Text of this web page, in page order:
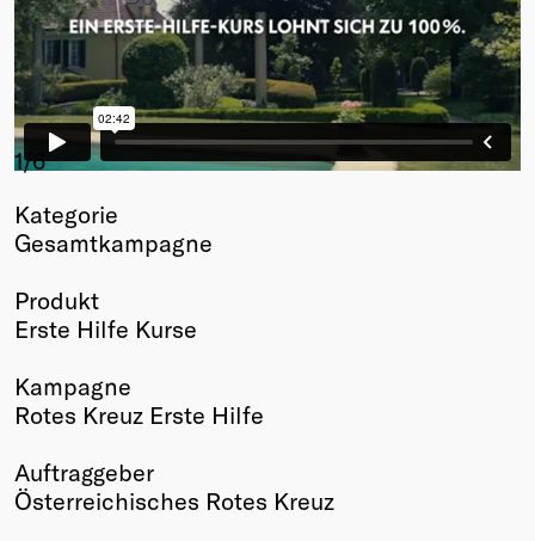
Events
Upcoming
Past
Membership
Info
Young Creatives
Friends of Creativity
Winners
2026
Annual
1/6
Kategorie
Gesamtkampagne
Produkt
Erste Hilfe Kurse
Kampagne
Rotes Kreuz Erste Hilfe
Auftraggeber
Österreichisches Rotes Kreuz